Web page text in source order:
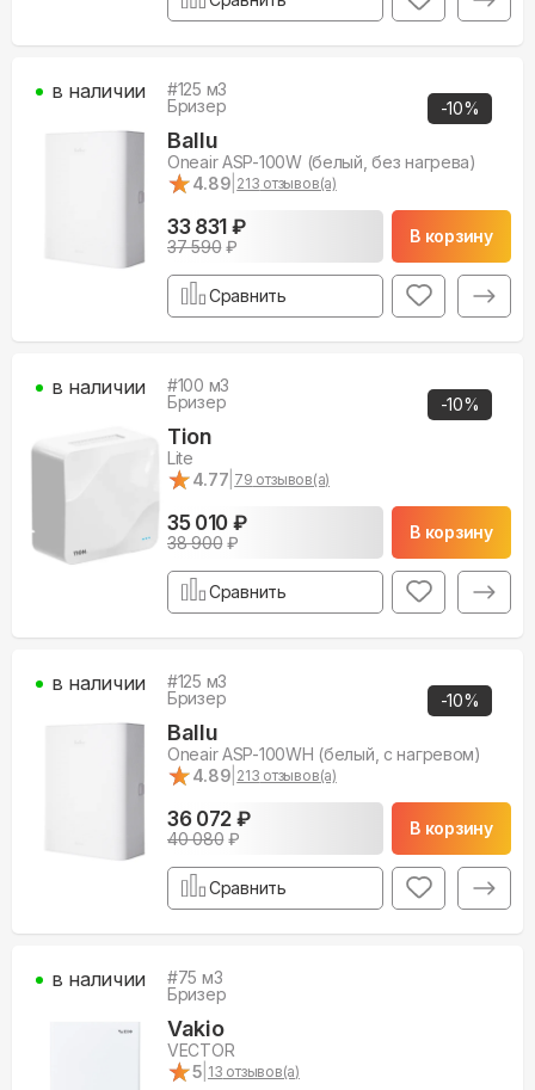
-10%
#125 м3
Бризер
Ballu
Oneair ASP-100W (белый, без нагрева)
★
★4.89 213 отзывов(а)
33 831 ₽
37 590₽
В корзину
в наличии
Сравнить
-10%
#100 м3
Бризер
Tion
Lite
★
★4.77 79 отзывов(а)
35 010 ₽
38 900₽
В корзину
в наличии
Сравнить
-10%
#125 м3
Бризер
Ballu
Oneair ASP-100WH (белый, с нагревом)
★
★4.89 213 отзывов(а)
36 072 ₽
40 080₽
В корзину
в наличии
Сравнить
#75 м3
Бризер
Vakio
VECTOR
★
★5 13 отзывов(а)
в наличии